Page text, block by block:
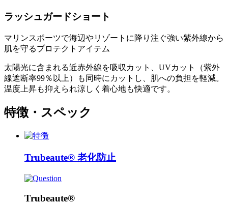
ラッシュガードショート
マリンスポーツで海辺やリゾートに降り注ぐ強い紫外線から
肌を守るプロテクトアイテム
太陽光に含まれる近赤外線を吸収カット、UVカット（紫外
線遮断率99％以上）も同時にカットし、肌への負担を軽減。
温度上昇も抑えられ涼しく着心地も快適です。
特徴・スペック
Trubeaute®️ 老化防止
Trubeaute®️